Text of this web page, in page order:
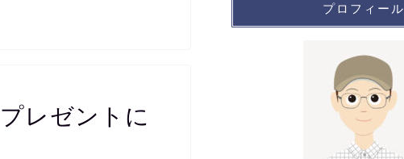
レゼントに
プロフィール